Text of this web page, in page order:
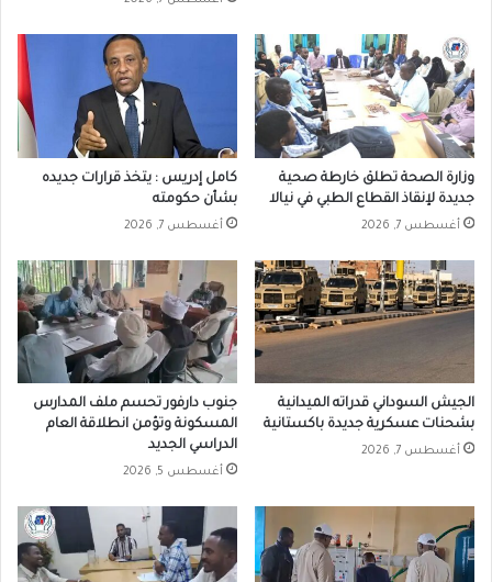
وزارة الصحة تطلق خارطة صحية
جديدة لإنقاذ القطاع الطبي في نيالا
أغسطس 7, 2026
كامل إدريس : يتخذ قرارات جديده
بشأن حكومته
أغسطس 7, 2026
الجيش السوداني قدراته الميدانية
بشحنات عسكرية جديدة باكستانية
أغسطس 7, 2026
جنوب دارفور تحسم ملف المدارس
المسكونة وتؤمن انطلاقة العام
الدراسي الجديد
أغسطس 5, 2026